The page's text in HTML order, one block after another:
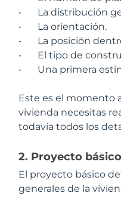
•
La distribución
•
La orientación.
•
La posición
•
El tipo de
•
Una primera
Este es el momento
vivienda necesitas
todavía todos los
2. Proyecto básico
El proyecto básico
generales de la